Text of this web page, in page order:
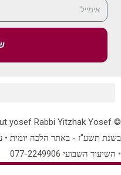
בשנת תשע"ז - באתר הלכה יומית •
• השיעור השבועי 077-2249906